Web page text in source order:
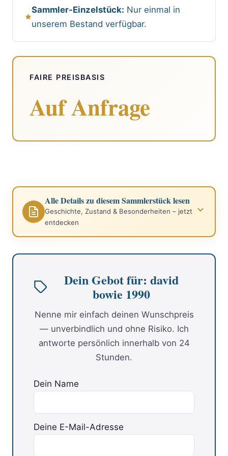
Sammler-Einzelstück: Nur einmal in
unserem Bestand verfügbar.
FAIRE PREISBASIS
Auf Anfrage
Alle Details zu diesem Sammlerstück lesen
Geschichte, Zustand & Besonderheiten – jetzt
entdecken
Dein Gebot für: david
bowie 1990
Nenne mir einfach deinen Wunschpreis
— unverbindlich und ohne Risiko. Ich
antworte persönlich innerhalb von 24
Stunden.
Dein Name
Deine E-Mail-Adresse